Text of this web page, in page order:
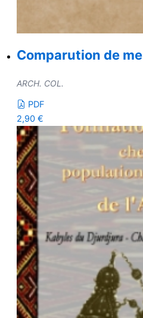
Comparution de
ARCH. COL.
PDF
2,90 €